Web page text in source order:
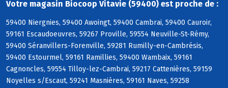
Votre magasin Biocoop Vitavie (59400) est proche de :
59400 Niergnies, 59400 Awoingt, 59400 Cambrai, 59400 Cauroir,
59161 Escaudoeuvres, 59267 Proville, 59554 Neuville-St-Rémy,
59400 Séranvillers-Forenville, 59281 Rumilly-en-Cambrésis,
59400 Estourmel, 59161 Ramillies, 59400 Wambaix, 59161
Cagnoncles, 59554 Tilloy-lez-Cambrai, 59217 Cattenières, 59159
Noyelles s/Escaut, 59241 Masnières, 59161 Naves, 59258